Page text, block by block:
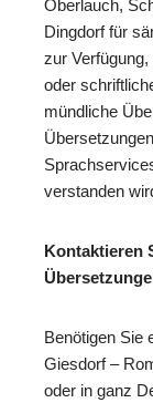
Oberlauch,
Dingdorf für
zur
oder
mündliche
verstanden
Kontaktieren
Benötigen Sie
Giesdorf –
oder in ganz